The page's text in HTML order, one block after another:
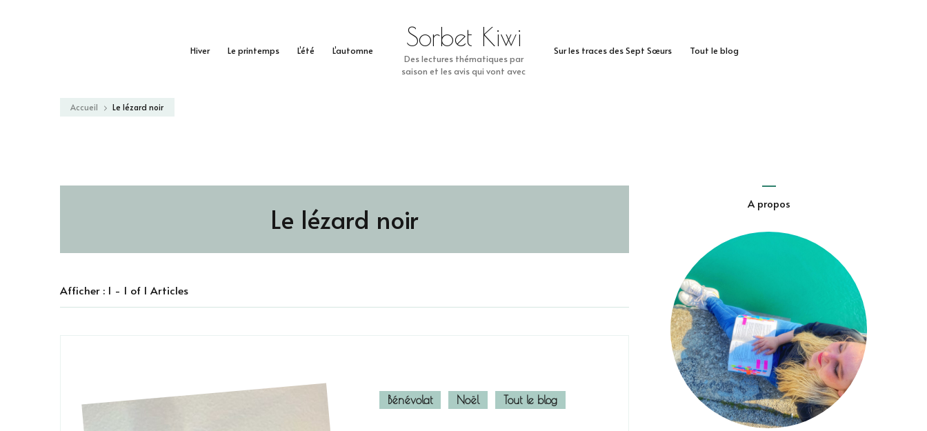
Hiver Le printemps L’été L’automne Sur les traces des Sept Sœurs Tout le blog
Sorbet Kiwi
Des lectures thématiques par
saison et les avis qui vont avec
Accueil Le lézard noir
Le lézard noir
Afficher : 1 - 1 of 1 Articles
Bénévolat Noël Tout le blog
A propos